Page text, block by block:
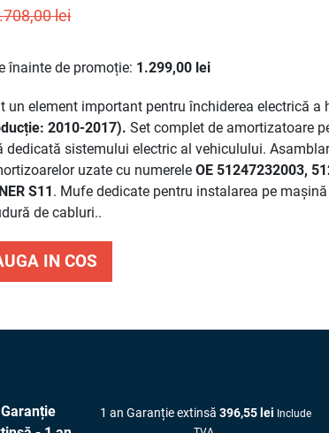
lei
înainte de promoție: 1.299,00 lei
un element important pentru închiderea electrică
2010-2017).Set complet de amortizatoare
dedicată sistemului electric al vehiculului.
uzate cu numereleOE 51247232003,
S11 . Mufe dedicate pentru instalarea pe
de cabluri..
IN COS
Garanție
1 an Garanție extinsă 396,55 lei Include